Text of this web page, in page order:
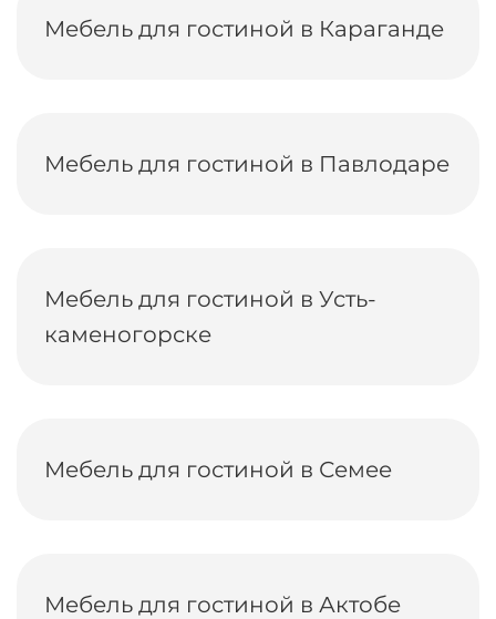
Мебель для гостиной в Караганде
Мебель для гостиной в Павлодаре
Мебель для гостиной в Усть-
каменогорске
Мебель для гостиной в Семее
Мебель для гостиной в Актобе